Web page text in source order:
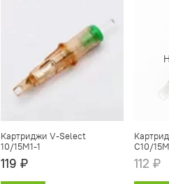
Картриджи V-Select
10/15M1-1
119 ₽
C10/
112 ₽